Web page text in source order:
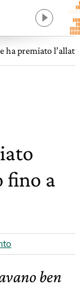
ha premiato
fino a
ben